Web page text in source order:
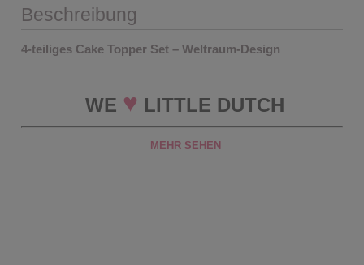
Beschreibung
4-teiliges Cake Topper Set – Weltraum-Design
WE ♥ LITTLE DUTCH
MEHR SEHEN